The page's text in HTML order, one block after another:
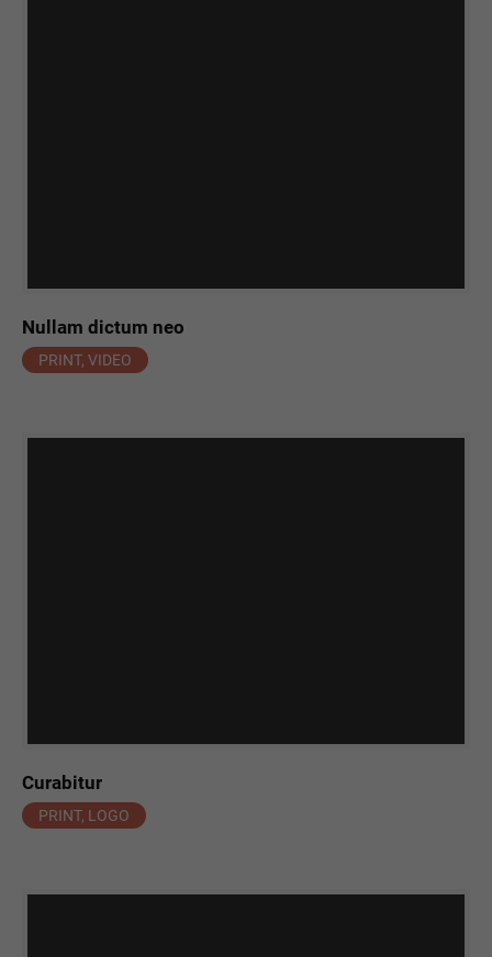
Nullam dictum neo
PRINT, VIDEO
Curabitur
PRINT, LOGO